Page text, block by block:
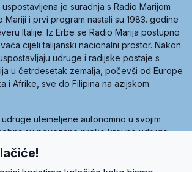
je suradnja s Radio Marijom
Mariji i prvi program nastali su 1983. godine
Italije. Iz Erbe se Radio Marija postupno
cijeli talijanski nacionalni prostor. Nakon
udruge i radijske postaje s
u četrdesetak zemalja, počevši od Europe
i Afrike, sve do Filipina na azijskom
utemeljene autonomno u svojim
su povezane preko krovne udruge
obitelj utemeljilo je sedam članica, među